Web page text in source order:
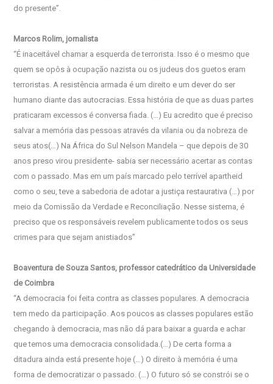
do presente”.
Marcos Rolim, jornalista
“É inaceitável chamar a esquerda de terrorista. Isso é o mesmo que
quem se opôs à ocupação nazista ou os judeus dos guetos eram
terroristas. A resistência armada é um direito e um dever do ser
humano diante das autocracias. Essa história de que as duas partes
praticaram excessos é conversa fiada. (…) Eu acredito que é preciso
salvar a memória das pessoas através da vilania ou da nobreza de
seus atos(…) Na África do Sul Nelson Mandela – que depois de 30
anos preso virou presidente- sabia ser necessário acertar as contas
com o passado. Mas em um país marcado pelo terrível apartheid
como o seu, teve a sabedoria de adotar a justiça restaurativa (…) por
meio da Comissão da Verdade e Reconciliação. Nesse sistema, é
preciso que os responsáveis revelem publicamente todos os seus
crimes para que sejam anistiados”
Boaventura de Souza Santos, professor catedrático da Universidade
de Coimbra
“A democracia foi feita contra as classes populares. A democracia
tem medo da participação. Aos poucos as classes populares estão
chegando à democracia, mas não dá para baixar a guarda e achar
que temos uma democracia consolidada.(…) De certa forma a
ditadura ainda está presente hoje (…) O direito à memória é uma
forma de democratizar o passado. (…) O futuro só se constrói se o